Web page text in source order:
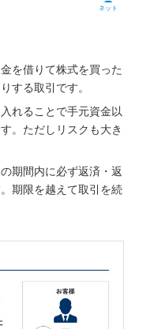
ネット
を借りて株式を買った
する取引です。
れることで手元資金以
。ただしリスクも大き
期間内に必ず返済・返
期限を越えて取引を続